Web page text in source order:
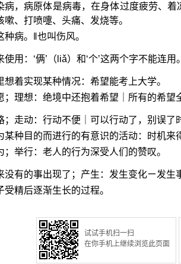
，病原体是病毒，在身体过度疲劳、
嗽、打喷嚏、头痛、发烧等。
病。‖也叫伤风。
使用：‘俩’（liǎ）和‘个’这两个字不能连用。
着实现某种情况：希望能考上大学。
理想：绝境中还抱着希望｜所有的希望
走动：行动不便｜可以行动了，别误了
种目的而进行的有意识的活动：时机来
举行：老人的行为深受人们的赞叹。
有的事出现了；产生：发生变化ㄧ发生
精后逐渐生长的过程。
试试手机扫一扫
在你手机上继续浏览此页面